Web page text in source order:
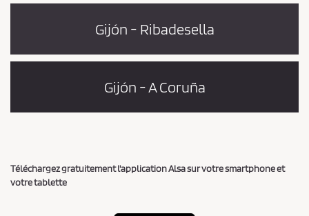
Gijón - Ribadesella
Gijón - A Coruña
Téléchargez gratuitement l'application Alsa sur votre smartphone et
votre tablette